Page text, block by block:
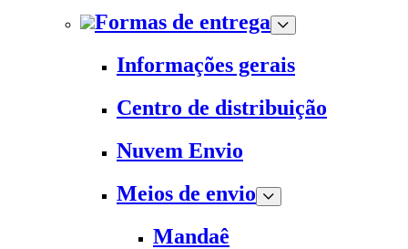
Formas de entrega
Informações gerais
Centro de distribuição
Nuvem Envio
Meios de envio
Mandaê